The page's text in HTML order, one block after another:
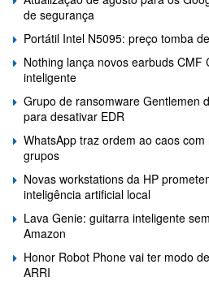
de segurança
Portátil Intel N5095: preço tomba
Nothing lança novos earbuds CMF
inteligente
Grupo de ransomware Gentlemen
para desativar EDR
WhatsApp traz ordem ao caos
grupos
Novas workstations da HP
inteligência artificial local
Lava Genie: guitarra inteligente
Amazon
Honor Robot Phone vai ter modo
ARRI